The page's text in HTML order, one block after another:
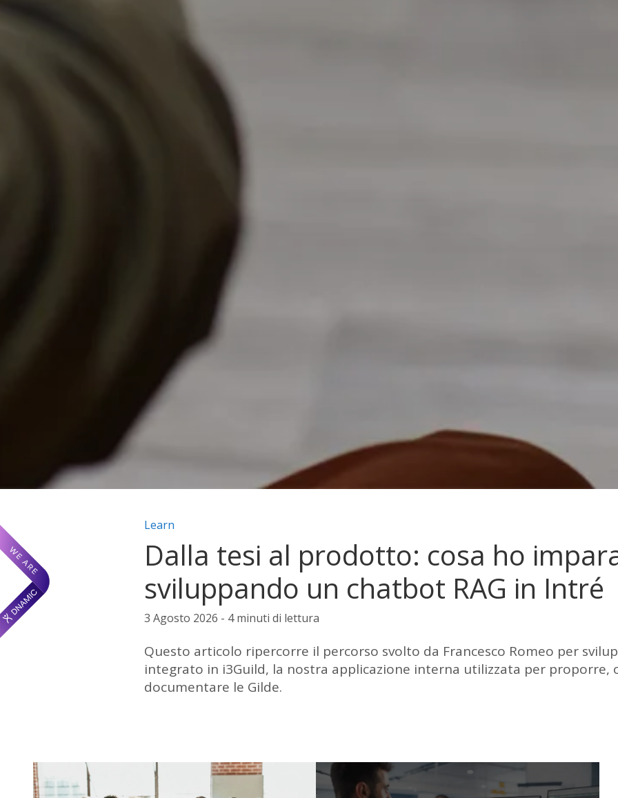
Categorie articolo:
Learn
Dalla tesi al prodotto: cosa ho
sviluppando un chatbot RAG in Intré
3 Agosto 2026 - 4 minuti di lettura
Questo articolo ripercorre il percorso svolto da Francesco Romeo per
integrato in i3Guild, la nostra applicazione interna utilizzata per proporre,
documentare le Gilde.